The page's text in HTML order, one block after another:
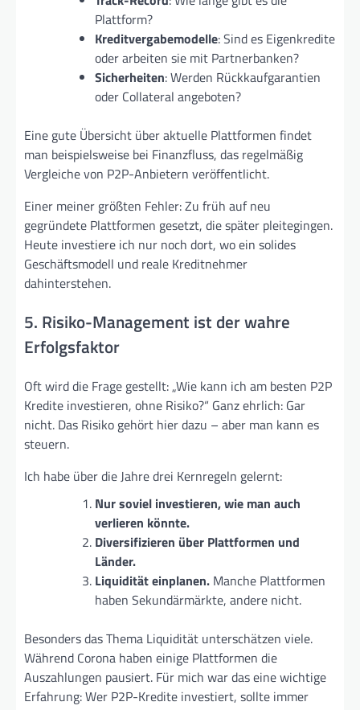
Plattform?
Kreditvergabemodelle: Sind es Eigenkredite
oder arbeiten sie mit Partnerbanken?
Sicherheiten: Werden Rückkaufgarantien
oder Collateral angeboten?
Eine gute Übersicht über aktuelle Plattformen findet
man beispielsweise bei Finanzfluss, das regelmäßig
Vergleiche von P2P-Anbietern veröffentlicht.
Einer meiner größten Fehler: Zu früh auf neu
gegründete Plattformen gesetzt, die später pleitegingen.
Heute investiere ich nur noch dort, wo ein solides
Geschäftsmodell und reale Kreditnehmer
dahinterstehen.
5. Risiko-Management ist der wahre
Erfolgsfaktor
Oft wird die Frage gestellt: „Wie kann ich am besten P2P
Kredite investieren, ohne Risiko?“ Ganz ehrlich: Gar
nicht. Das Risiko gehört hier dazu – aber man kann es
steuern.
Ich habe über die Jahre drei Kernregeln gelernt:
Nur soviel investieren, wie man auch
verlieren könnte.
Diversifizieren über Plattformen und
Länder.
Liquidität einplanen. Manche Plattformen
haben Sekundärmärkte, andere nicht.
Besonders das Thema Liquidität unterschätzen viele.
Während Corona haben einige Plattformen die
Auszahlungen pausiert. Für mich war das eine wichtige
Erfahrung: Wer P2P-Kredite investiert, sollte immer